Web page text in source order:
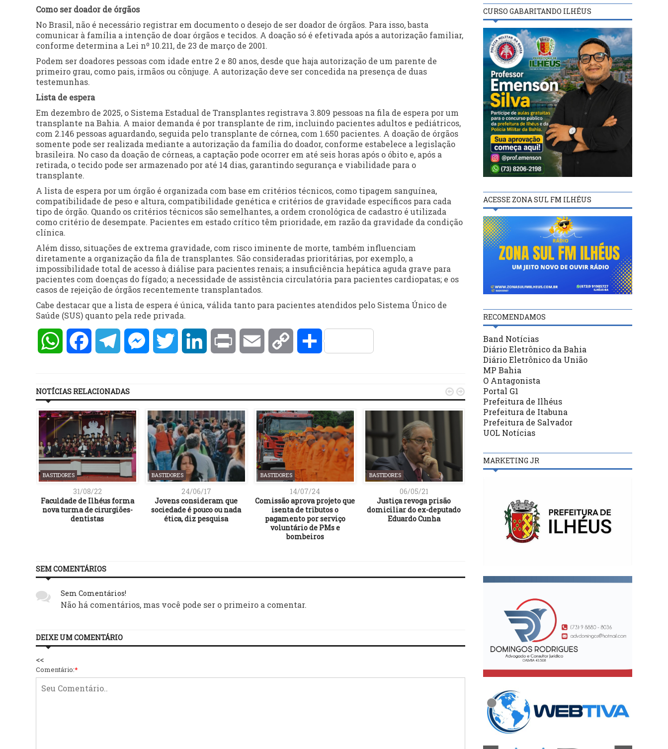
Como ser doador de órgãos
No Brasil, não é necessário registrar em documento o desejo de ser doador de órgãos. Para isso, basta
comunicar à família a intenção de doar órgãos e tecidos. A doação só é efetivada após a autorização familiar,
conforme determina a Lei nº 10.211, de 23 de março de 2001.
Podem ser doadores pessoas com idade entre 2 e 80 anos, desde que haja autorização de um parente de
primeiro grau, como pais, irmãos ou cônjuge. A autorização deve ser concedida na presença de duas
testemunhas.
Lista de espera
Em dezembro de 2025, o Sistema Estadual de Transplantes registrava 3.809 pessoas na fila de espera por um
transplante na Bahia. A maior demanda é por transplante de rim, incluindo pacientes adultos e pediátricos,
com 2.146 pessoas aguardando, seguida pelo transplante de córnea, com 1.650 pacientes. A doação de órgãos
somente pode ser realizada mediante a autorização da família do doador, conforme estabelece a legislação
brasileira. No caso da doação de córneas, a captação pode ocorrer em até seis horas após o óbito e, após a
retirada, o tecido pode ser armazenado por até 14 dias, garantindo segurança e viabilidade para o
transplante.
A lista de espera por um órgão é organizada com base em critérios técnicos, como tipagem sanguínea,
compatibilidade de peso e altura, compatibilidade genética e critérios de gravidade específicos para cada
tipo de órgão. Quando os critérios técnicos são semelhantes, a ordem cronológica de cadastro é utilizada
como critério de desempate. Pacientes em estado crítico têm prioridade, em razão da gravidade da condição
clínica.
Além disso, situações de extrema gravidade, com risco iminente de morte, também influenciam
diretamente a organização da fila de transplantes. São consideradas prioritárias, por exemplo, a
impossibilidade total de acesso à diálise para pacientes renais; a insuficiência hepática aguda grave para
pacientes com doenças do fígado; a necessidade de assistência circulatória para pacientes cardiopatas; e os
casos de rejeição de órgãos recentemente transplantados.
Cabe destacar que a lista de espera é única, válida tanto para pacientes atendidos pelo Sistema Único de
Saúde (SUS) quanto pela rede privada.
WhatsAppFacebookTelegramMessengerTwitter LinkedInPrint Email Copy Compartilhar
NOTÍCIAS RELACIONADAS
BASTIDORES
31/08/22
Faculdade de Ilhéus forma
nova turma de cirurgiões-
dentistas
BASTIDORES
24/06/17
Jovens consideram que
sociedade é pouco ou nada
ética, diz pesquisa
BASTIDORES
14/07/24
Comissão aprova projeto que
isenta de tributos o
pagamento por serviço
voluntário de PMs e
bombeiros
BASTIDORES
06/05/21
Justiça revoga prisão
domiciliar do ex-deputado
Eduardo Cunha
Comissão derruba portaria
que limita acesso à
mamografia no SUS
PEC que inclui a
dados pessoais na
Constituição
 
SEM COMENTÁRIOS
Sem Comentários!
Não há comentários, mas você pode ser o primeiro a comentar.
DEIXE UM COMENTÁRIO
<<
Comentário:*
CURSO GABARITANDO ILHÉUS
ACESSE ZONA SUL FM ILHÉUS
RECOMENDAMOS
Band Notícias
Diário Eletrônico da Bahia
Diário Eletrônico da União
MP Bahia
O Antagonista
Portal G1
Prefeitura de Ilhéus
Prefeitura de Itabuna
Prefeitura de Salvador
UOL Notícias
MARKETING JR